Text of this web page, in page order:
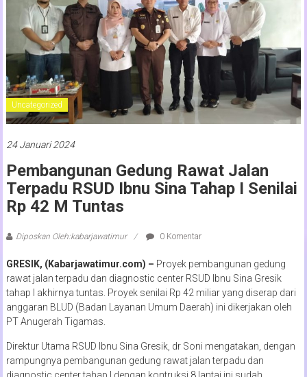
Online
Jawa
Timur
Uncategorized
24 Januari 2024
Pembangunan Gedung Rawat Jalan
Terpadu RSUD Ibnu Sina Tahap I Senilai
Rp 42 M Tuntas
Diposkan Oleh:kabarjawatimur 0 Komentar
GRESIK, (Kabarjawatimur.com) – Proyek pembangunan gedung
rawat jalan terpadu dan diagnostic center RSUD Ibnu Sina Gresik
tahap I akhirnya tuntas. Proyek senilai Rp 42 miliar yang diserap dari
anggaran BLUD (Badan Layanan Umum Daerah) ini dikerjakan oleh
PT Anugerah Tigamas.
Direktur Utama RSUD Ibnu Sina Gresik, dr Soni mengatakan, dengan
rampungnya pembangunan gedung rawat jalan terpadu dan